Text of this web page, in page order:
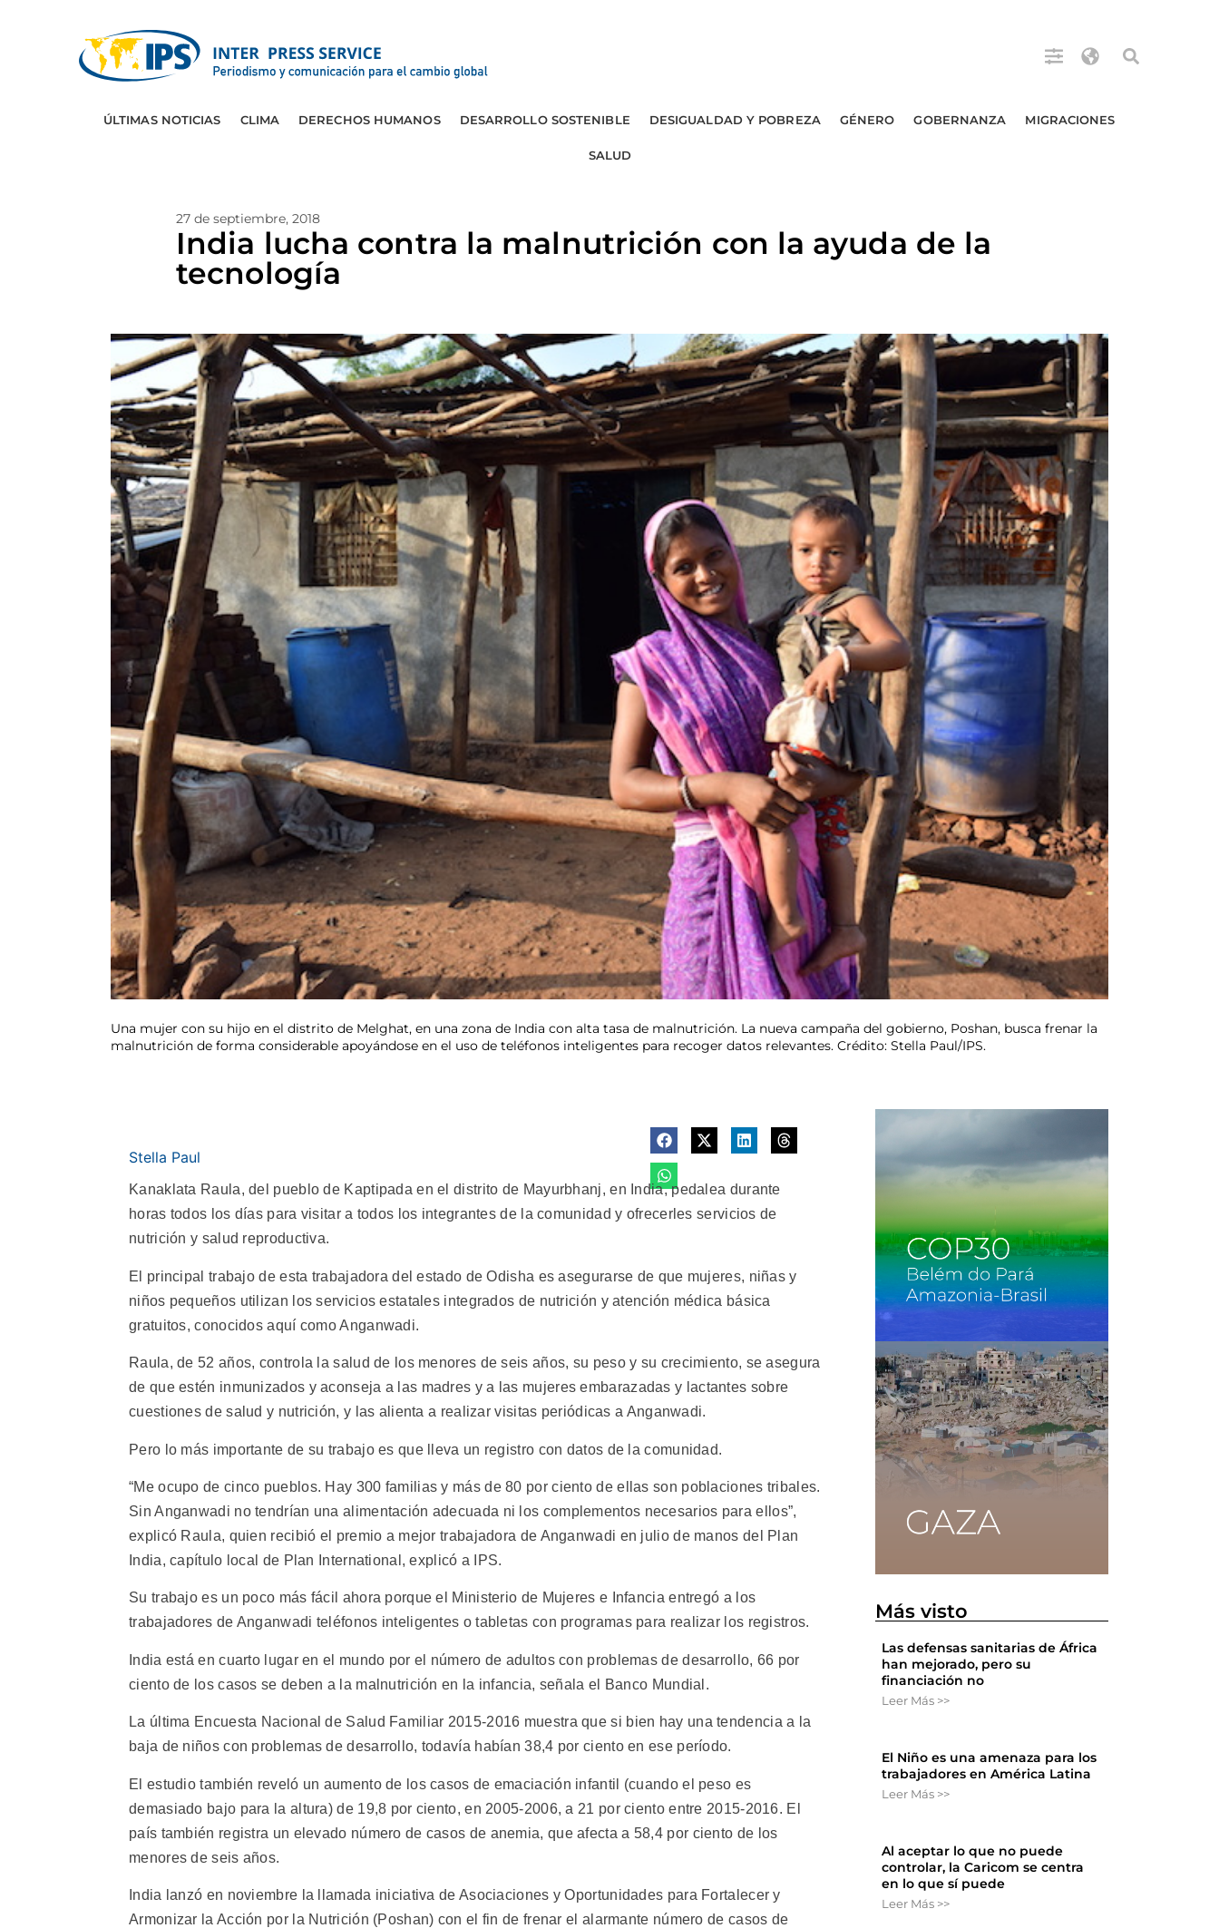
ÚLTIMAS NOTICIAS CLIMA DERECHOS HUMANOS DESARROLLO SOSTENIBLE DESIGUALDAD Y POBREZA GÉNERO GOBERNANZA MIGRACIONES
SALUD
27 de septiembre, 2018
India lucha contra la malnutrición con la ayuda de la
tecnología
Una mujer con su hijo en el distrito de Melghat, en una zona de India con alta tasa de malnutrición. La nueva campaña del gobierno, Poshan, busca frenar la
malnutrición de forma considerable apoyándose en el uso de teléfonos inteligentes para recoger datos relevantes. Crédito: Stella Paul/IPS.
Stella Paul
Kanaklata Raula, del pueblo de Kaptipada en el distrito de Mayurbhanj, en India, pedalea durante
horas todos los días para visitar a todos los integrantes de la comunidad y ofrecerles servicios de
nutrición y salud reproductiva.
El principal trabajo de esta trabajadora del estado de Odisha es asegurarse de que mujeres, niñas y
niños pequeños utilizan los servicios estatales integrados de nutrición y atención médica básica
gratuitos, conocidos aquí como Anganwadi.
Raula, de 52 años, controla la salud de los menores de seis años, su peso y su crecimiento, se asegura
de que estén inmunizados y aconseja a las madres y a las mujeres embarazadas y lactantes sobre
cuestiones de salud y nutrición, y las alienta a realizar visitas periódicas a Anganwadi.
Pero lo más importante de su trabajo es que lleva un registro con datos de la comunidad.
“Me ocupo de cinco pueblos. Hay 300 familias y más de 80 por ciento de ellas son poblaciones tribales.
Sin Anganwadi no tendrían una alimentación adecuada ni los complementos necesarios para ellos”,
explicó Raula, quien recibió el premio a mejor trabajadora de Anganwadi en julio de manos del Plan
India, capítulo local de Plan International, explicó a IPS.
Su trabajo es un poco más fácil ahora porque el Ministerio de Mujeres e Infancia entregó a los
trabajadores de Anganwadi teléfonos inteligentes o tabletas con programas para realizar los registros.
India está en cuarto lugar en el mundo por el número de adultos con problemas de desarrollo, 66 por
ciento de los casos se deben a la malnutrición en la infancia, señala el Banco Mundial.
La última Encuesta Nacional de Salud Familiar 2015-2016 muestra que si bien hay una tendencia a la
baja de niños con problemas de desarrollo, todavía habían 38,4 por ciento en ese período.
El estudio también reveló un aumento de los casos de emaciación infantil (cuando el peso es
demasiado bajo para la altura) de 19,8 por ciento, en 2005-2006, a 21 por ciento entre 2015-2016. El
país también registra un elevado número de casos de anemia, que afecta a 58,4 por ciento de los
menores de seis años.
India lanzó en noviembre la llamada iniciativa de Asociaciones y Oportunidades para Fortalecer y
Armonizar la Acción por la Nutrición (Poshan) con el fin de frenar el alarmante número de casos de
Más visto
Las defensas sanitarias de África
han mejorado, pero su
financiación no
Leer Más >>
El Niño es una amenaza para los
trabajadores en América Latina
Leer Más >>
Al aceptar lo que no puede
controlar, la Caricom se centra
en lo que sí puede
Leer Más >>